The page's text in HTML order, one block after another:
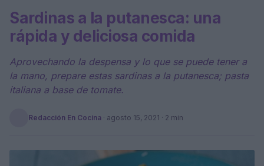
Sardinas a la putanesca: una
rápida y deliciosa comida
Aprovechando la despensa y lo que se puede tener a
la mano, prepare estas sardinas a la putanesca; pasta
italiana a base de tomate.
Redacción En Cocina · agosto 15, 2021 · 2 min